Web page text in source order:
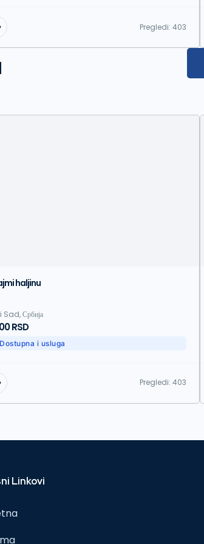
Pregledi: 403
haljinu
Sad, Србија
RSD
i usluga
Pregledi: 403
Linkovi